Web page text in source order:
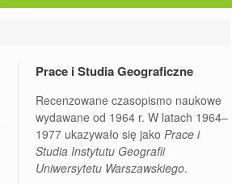
Prace i Studia Geograficzne
Recenzowane czasopismo naukowe
wydawane od 1964 r. W latach 1964–
1977 ukazywało się jakoPrace i
Studia Instytutu Geografii
Uniwersytetu Warszawskiego.